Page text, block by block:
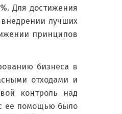
Для достижения
лучших
принципов
бизнеса в
отходами и
контроль над
с ее помощью было